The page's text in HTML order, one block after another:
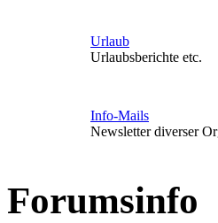
Urlaub
Urlaubsberichte etc.
Info-Mails
Newsletter diverser
Forumsinfo